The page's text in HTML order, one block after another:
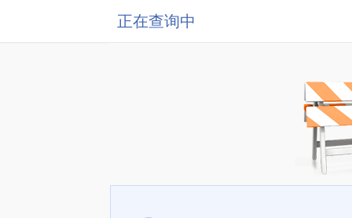
正在查询中